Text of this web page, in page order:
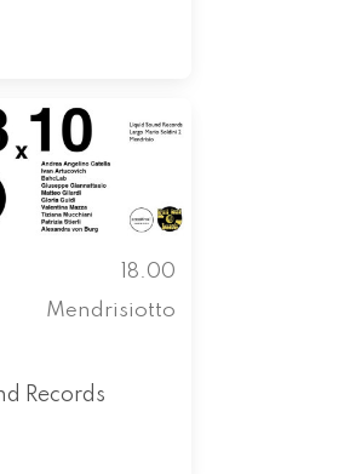
18.00
Mendrisiotto
Records